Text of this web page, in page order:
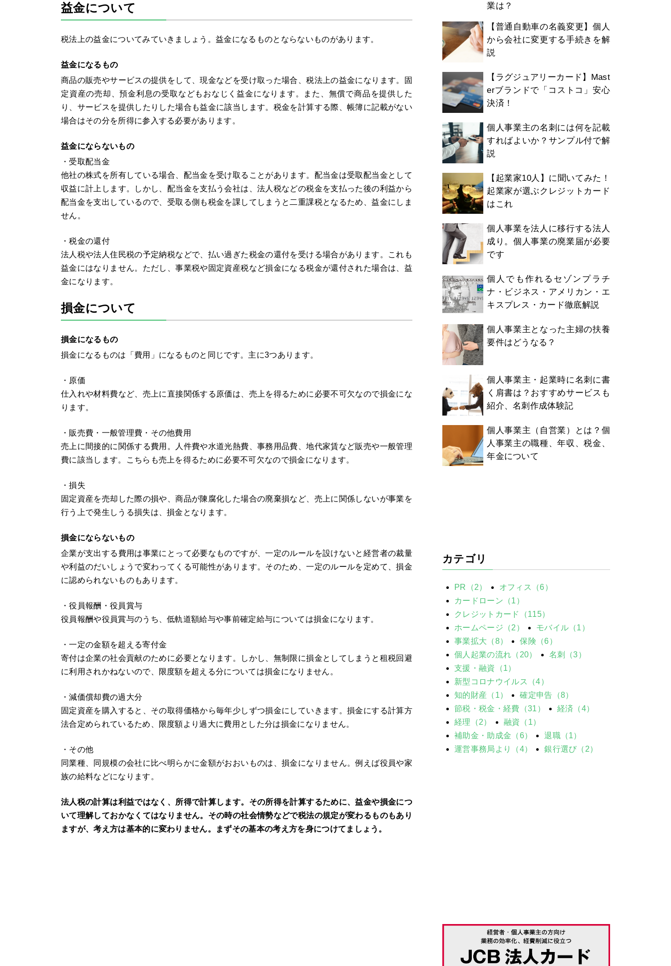
益金について
税法上の益金についてみていきましょう。益金になるものとならないものがあります。
益金になるもの
商品の販売やサービスの提供をして、現金などを受け取った場合、税法上の益金になります。固
定資産の売却、預金利息の受取などもおなじく益金になります。また、無償で商品を提供した
り、サービスを提供したりした場合も益金に該当します。税金を計算する際、帳簿に記載がない
場合はその分を所得に参入する必要があります。
益金にならないもの
・受取配当金
他社の株式を所有している場合、配当金を受け取ることがあります。配当金は受取配当金として
収益に計上します。しかし、配当金を支払う会社は、法人税などの税金を支払った後の利益から
配当金を支出しているので、受取る側も税金を課してしまうと二重課税となるため、益金にしま
せん。
・税金の還付
法人税や法人住民税の予定納税などで、払い過ぎた税金の還付を受ける場合があります。これも
益金にはなりません。ただし、事業税や固定資産税など損金になる税金が還付された場合は、益
金になります。
損金について
損金になるもの
損金になるものは「費用」になるものと同じです。主に3つあります。
・原価
仕入れや材料費など、売上に直接関係する原価は、売上を得るために必要不可欠なので損金にな
ります。
・販売費・一般管理費・その他費用
売上に間接的に関係する費用。人件費や水道光熱費、事務用品費、地代家賃など販売や一般管理
費に該当します。こちらも売上を得るために必要不可欠なので損金になります。
・損失
固定資産を売却した際の損や、商品が陳腐化した場合の廃棄損など、売上に関係しないが事業を
行う上で発生しうる損失は、損金となります。
損金にならないもの
企業が支出する費用は事業にとって必要なものですが、一定のルールを設けないと経営者の裁量
や利益のだいしょうで変わってくる可能性があります。そのため、一定のルールを定めて、損金
に認められないものもあります。
・役員報酬・役員賞与
役員報酬や役員賞与のうち、低軌道額給与や事前確定給与については損金になります。
・一定の金額を超える寄付金
寄付は企業の社会貢献のために必要となります。しかし、無制限に損金としてしまうと租税回避
に利用されかねないので、限度額を超える分については損金になりません。
・減価償却費の過大分
固定資産を購入すると、その取得価格から毎年少しずつ損金にしていきます。損金にする計算方
法合定められているため、限度額より過大に費用とした分は損金になりません。
・その他
同業種、同規模の会社に比べ明らかに金額がおおいものは、損金になりません。例えば役員や家
族の給料などになります。
法人税の計算は利益ではなく、所得で計算します。その所得を計算するために、益金や損金につ
いて理解しておかなくてはなりません。その時の社会情勢などで税法の規定が変わるものもあり
ますが、考え方は基本的に変わりません。まずその基本の考え方を身につけてましょう。
業は？
【普通自動車の名義変更】個人
から会社に変更する手続きを解
説
【ラグジュアリーカード】Mast
erブランドで「コストコ」安心
決済！
個人事業主の名刺には何を記載
すればよいか？サンプル付で解
説
【起業家10人】に聞いてみた！
起業家が選ぶクレジットカード
はこれ
個人事業を法人に移行する法人
成り。個人事業の廃業届が必要
です
個人でも作れるセゾンプラチ
ナ・ビジネス・アメリカン・エ
キスプレス・カード徹底解説
個人事業主となった主婦の扶養
要件はどうなる？
個人事業主・起業時に名刺に書
く肩書は？おすすめサービスも
紹介、名刺作成体験記
個人事業主（自営業）とは？個
人事業主の職種、年収、税金、
年金について
カテゴリ
PR（2）
オフィス（6）
カードローン（1）
クレジットカード（115）
ホームページ（2）
モバイル（1）
事業拡大（8）
保険（6）
個人起業の流れ（20）
名刺（3）
支援・融資（1）
新型コロナウイルス（4）
知的財産（1）
確定申告（8）
節税・税金・経費（31）
経済（4）
経理（2）
融資（1）
補助金・助成金（6）
退職（1）
運営事務局より（4）
銀行選び（2）